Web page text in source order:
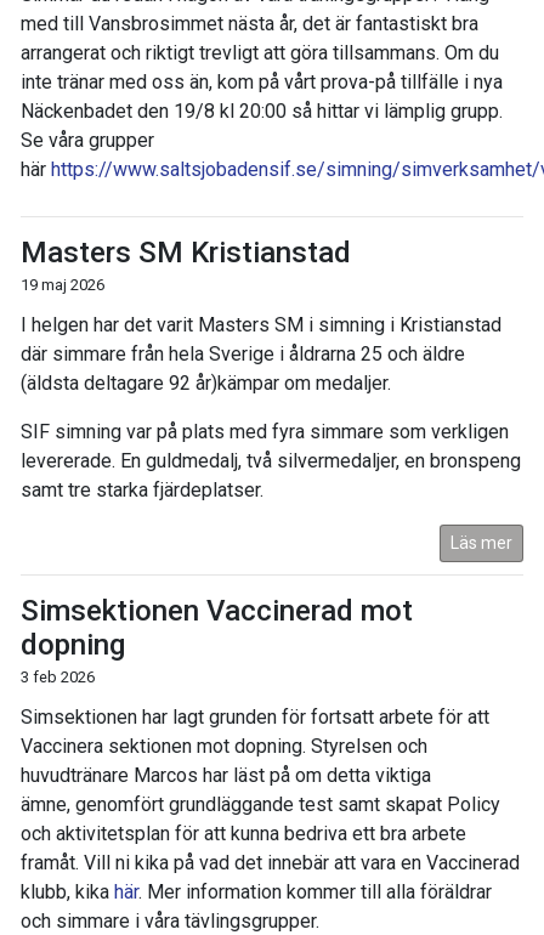
med till Vansbrosimmet nästa år, det är fantastiskt bra
arrangerat och riktigt trevligt att göra tillsammans. Om du
inte tränar med oss än, kom på vårt prova-på tillfälle i nya
Näckenbadet den 19/8 kl 20:00 så hittar vi lämplig grupp.
Se våra grupper
här https://www.saltsjobadensif.se/simning/
Masters SM Kristianstad
19 maj 2026
I helgen har det varit Masters SM i simning i Kristianstad
där simmare från hela Sverige i åldrarna 25 och äldre
(äldsta deltagare 92 år)kämpar om medaljer.
SIF simning var på plats med fyra simmare som verkligen
levererade. En guldmedalj, två silvermedaljer, en bronspeng
samt tre starka fjärdeplatser.
Läs mer
Simsektionen Vaccinerad mot
dopning
3 feb 2026
Simsektionen har lagt grunden för fortsatt arbete för att
Vaccinera sektionen mot dopning. Styrelsen och
huvudtränare Marcos har läst på om detta viktiga
ämne, genomfört grundläggande test samt skapat Policy
och aktivitetsplan för att kunna bedriva ett bra arbete
framåt. Vill ni kika på vad det innebär att vara en Vaccinerad
klubb, kika här. Mer information kommer till alla föräldrar
och simmare i våra tävlingsgrupper.